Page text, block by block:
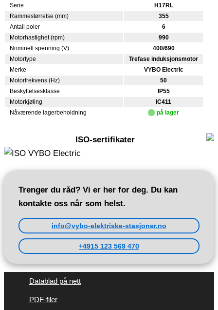
Serie
H17RL
Rammestørrelse (mm)
355
Antall poler
6
Motorhastighet (rpm)
990
Nominell spenning (V)
400/690
Motortype
Trefase induksjonsmotor
Merke
VYBO Electric
Motorfrekvens (Hz)
50
Beskyttelsesklasse
IP55
Motorkjøling
IC411
Nåværende lagerbeholdning
på lager
ISO-sertifikater
Trenger du råd? Vi er her for deg. Du kan
kontakte oss når som helst.
info@vybo-elektriske-stasjoner.no
+4915 123 569 470
Datablad på nett
PDF-filer